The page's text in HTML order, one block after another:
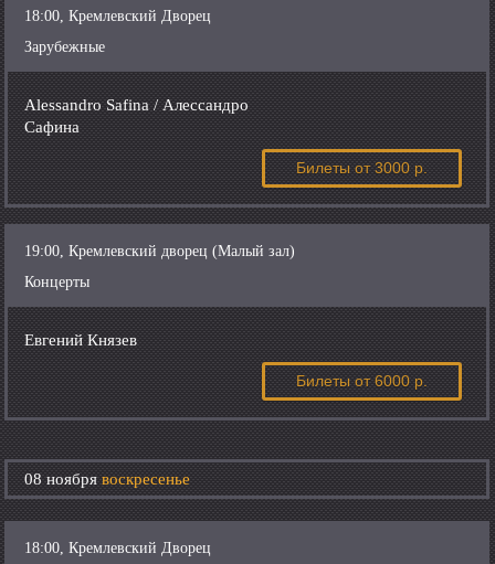
18:00, Кремлевский Дворец
Зарубежные
Alessandro Safina / Алессандро
Сафина
Билеты от 3000 р.
19:00, Кремлевский дворец (Малый зал)
Концерты
Евгений Князев
Билеты от 6000 р.
08 ноябрявоскресенье
18:00, Кремлевский Дворец